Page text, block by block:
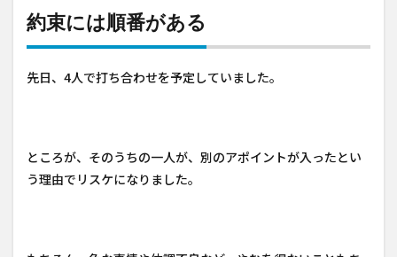
約束には順番がある
先日、4人で打ち合わせを予定していました。
ところが、そのうちの一人が、別のアポイントが入ったとい
う理由でリスケになりました。